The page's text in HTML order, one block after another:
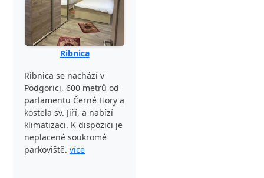
Ribnica
Ribnica se nachází v
Podgorici, 600 metrů od
parlamentu Černé Hory a
kostela sv. Jiří, a nabízí
klimatizaci. K dispozici je
neplacené soukromé
parkoviště. více